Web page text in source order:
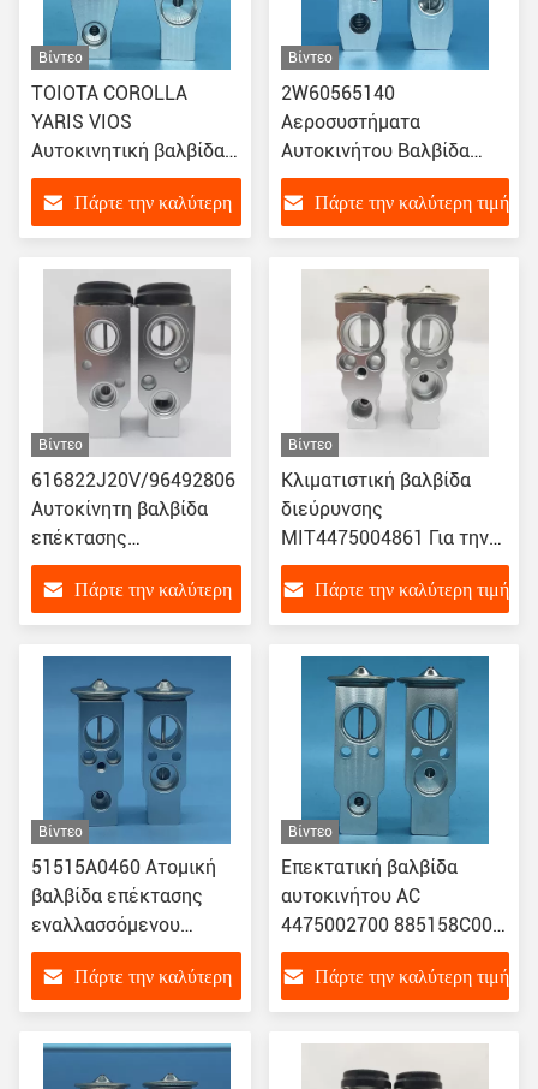
Βίντεο
ΤΟΙΟΤΑ COROLLA
YARIS VIOS
Αυτοκινητική βαλβίδα
επέκτασης AC
TW4475004700
885150D170
885150D240
Πάρτε την καλύτερη
Βίντεο
2W60565140
Αεροσυστήματα
Αυτοκινήτου Βαλβίδα
Διεύρυνσης Για NISSAN
TEANA J31S CALSONIC
TYPE CEFIRO
Πάρτε την καλύτερη τιμή
Βίντεο
616822J20V/96492806
Αυτοκίνητη βαλβίδα
επέκτασης
εναλλασσόμενου
ρεύματος για BUICK
EXCELL LACROSS
Πάρτε την καλύτερη
Βίντεο
Κλιματιστική βαλβίδα
διεύρυνσης
MIT4475004861 Για την
Toyota Hilux
Πάρτε την καλύτερη τιμή
Βίντεο
51515A0460 Ατομική
βαλβίδα επέκτασης
εναλλασσόμενου
ρεύματος για την
SUZUKI SWIFT
Πάρτε την καλύτερη
Βίντεο
Επεκτατική βαλβίδα
αυτοκινήτου AC
4475002700 885158C001
4475002680 Για το
TOYOTA NEW ALTIS II
Πάρτε την καλύτερη τιμή